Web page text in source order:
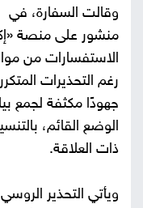
وقالت السفارة، في
منشور على منصة
الاستفسارات من
رغم التحذيرات
جهودًا مكثفة لجمع
الوضع القائم،
ذات العلاقة.
ويأتي التحذير